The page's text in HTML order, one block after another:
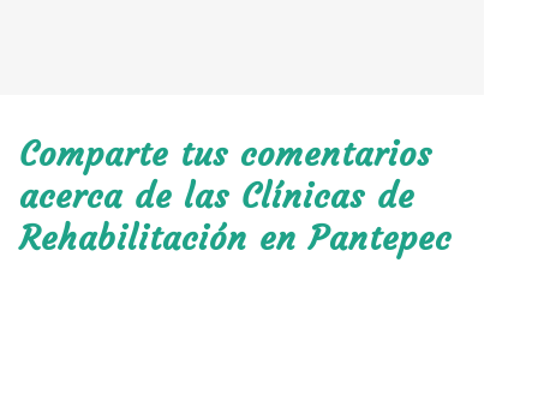
Comparte tus comentarios
acerca de las Clínicas de
Rehabilitación en Pantepec